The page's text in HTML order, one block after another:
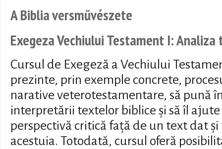
A Biblia versművészete
Exegeza Vechiului Testament I:
Cursul de Exegeză a Vechiului
prezinte, prin exemple concrete,
narative veterotestamentare, să pună
interpretării textelor biblice și să îl
perspectivă critică față de un text dat
acestuia. Totodată, cursul oferă